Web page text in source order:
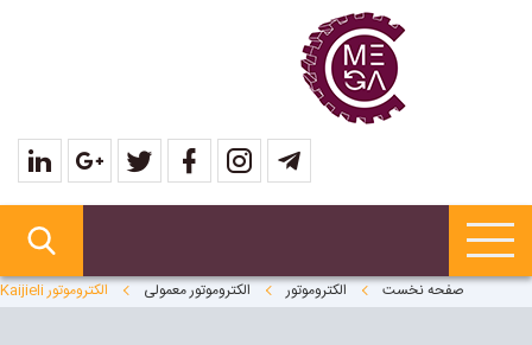
صفحه نخست الکتروموتور الکتروموتور معمولی الکتروموتور Kaijieli